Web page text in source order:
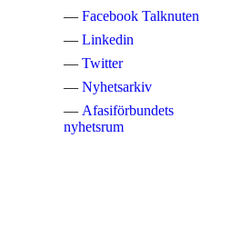
Facebook Talknuten
Linkedin
Twitter
Nyhetsarkiv
Afasiförbundets
nyhetsrum